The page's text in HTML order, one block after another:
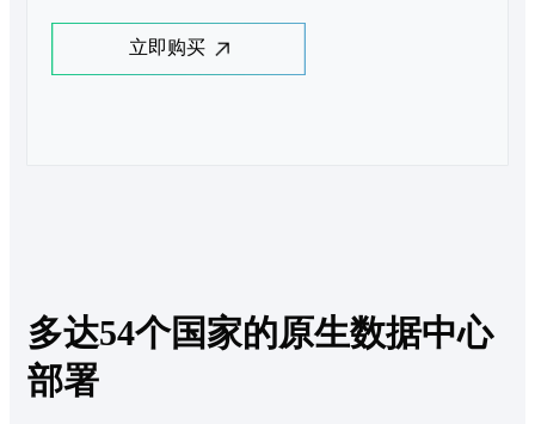
立即购买
多达54个国家的原生数据中心
部署